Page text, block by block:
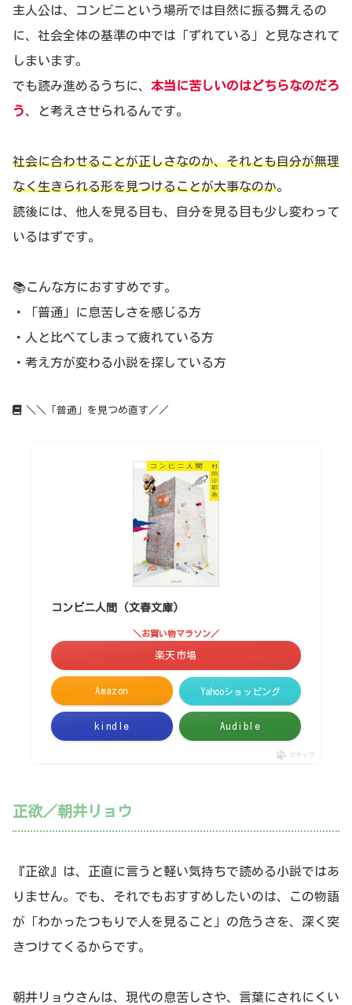
主人公は、コンビニという場所では自然に振る舞えるの
に、社会全体の基準の中では「ずれている」と見なされて
しまいます。
でも読み進めるうちに、 本当に苦しいのはどちらなのだろ
う、と考えさせられるんです。
社会に合わせることが正しさなのか、それとも自分が無理
なく生きられる形を見つけることが大事なのか。
読後には、他人を見る目も、自分を見る目も少し変わって
いるはずです。
📚こんな方におすすめです。
・「普通」に息苦しさを感じる方
・人と比べてしまって疲れている方
・考え方が変わる小説を探している方
＼＼「普通」を見つめ直す／／
コンビニ人間 (文春文庫)
Amazon
＼お買い物マラソン／
楽天市場
Yahooショッピング
kindle Audible
ポチップ
正欲／朝井リョウ
『正欲』は、正直に言うと軽い気持ちで読める小説ではあ
りません。でも、それでもおすすめしたいのは、この物語
が「わかったつもりで人を見ること」の危うさを、深く突
きつけてくるからです。
朝井リョウさんは、現代の息苦しさや、言葉にされにくい